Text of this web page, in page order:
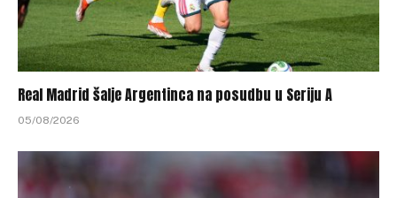
Real Madrid šalje Argentinca na posudbu u Seriju A
05/08/2026